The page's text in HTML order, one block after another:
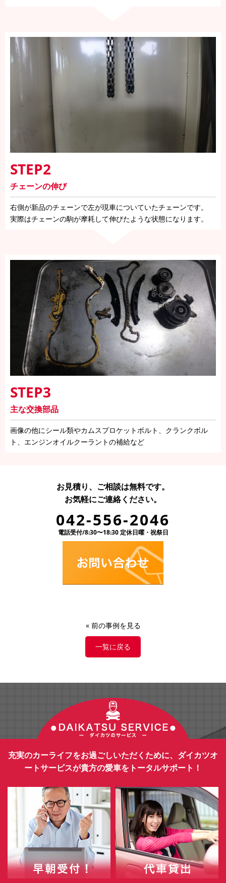
STEP2
チェーンの伸び
右側が新品のチェーンで左が現車についていたチェーンです。
実際はチェーンの駒が摩耗して伸びたような状態になります。
STEP3
主な交換部品
画像の他にシール類やカムスプロケットボルト、クランクボル
ト、エンジンオイルクーラントの補給など
お見積り、ご相談は無料です。
お気軽にご連絡ください。
042-556-2046
電話受付/8:30〜18:30 定休日曜・祝祭日
« 前の事例を見る
一覧に戻る
充実のカーライフをお過ごしいただくために、ダイカツオ
ートサービスが貴方の愛車をトータルサポート！